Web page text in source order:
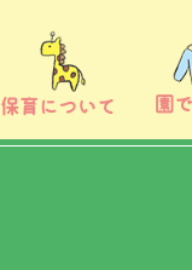
保育について 園